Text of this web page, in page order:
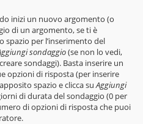
inizi un nuovo argomento (o
di un argomento, se ti è
spazio per l’inserimento del
sondaggio(se non lo vedi,
sondaggi). Basta inserire un
opzioni di risposta (per inserire
spazio e clicca su Aggiungi
di durata del sondaggio (0 per
di opzioni di risposta che puoi